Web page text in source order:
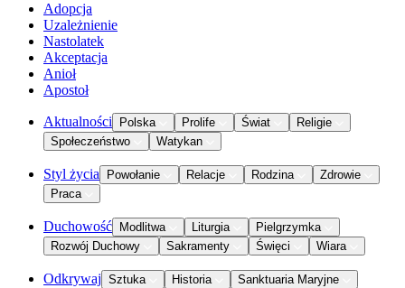
Adopcja
Uzależnienie
Nastolatek
Akceptacja
Anioł
Apostoł
Aktualności Polska Prolife Świat
Religie
Społeczeństwo
Watykan
Styl życia Powołanie Relacje Rodzina
Zdrowie
Praca
Duchowość Modlitwa Liturgia
Pielgrzymka
Rozwój Duchowy
Sakramenty Święci Wiara
Odkrywaj Sztuka Historia
Sanktuaria Maryjne